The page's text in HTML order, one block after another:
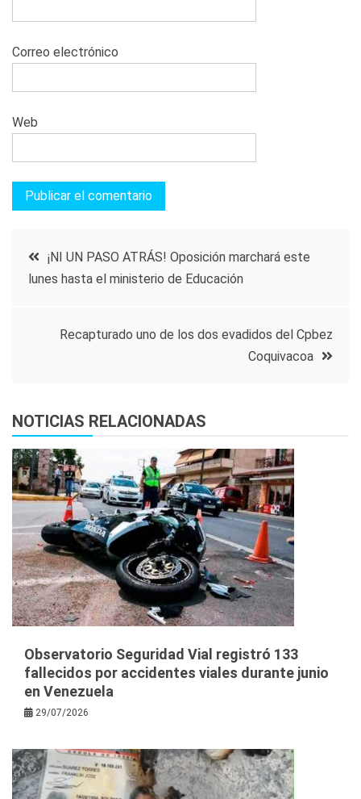
Correo electrónico
Web
Navegación
entradas
¡NI UN PASO ATRÁS! Oposición marchará este
lunes hasta el ministerio de Educación
Recapturado uno de los dos evadidos del Cpbez
Coquivacoa
NOTICIAS RELACIONADAS
Observatorio Seguridad Vial registró 133
fallecidos por accidentes viales durante junio
en Venezuela
29/07/2026